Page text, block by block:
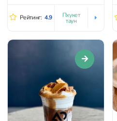
настоящий
гастрономический опыт:
напитки приготовлены с
идеальной точностью, а
выбор сортов радует даже
самых взыскательных
гостей. Меню можно листать
долго, сложно остановиться
на...
Рейтинг: 4.9 Пхукет
таун